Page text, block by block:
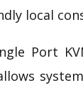
local
Port